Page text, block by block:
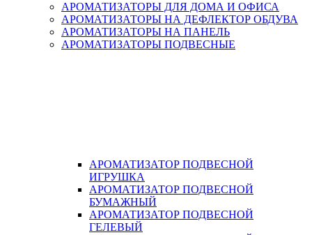
АРОМАТИЗАТОРЫ ДЛЯ ДОМА И ОФИСА
АРОМАТИЗАТОРЫ НА ДЕФЛЕКТОР ОБДУВА
АРОМАТИЗАТОРЫ НА ПАНЕЛЬ
АРОМАТИЗАТОРЫ ПОДВЕСНЫЕ
АРОМАТИЗАТОР ПОДВЕСНОЙ
ИГРУШКА
АРОМАТИЗАТОР ПОДВЕСНОЙ
БУМАЖНЫЙ
АРОМАТИЗАТОР ПОДВЕСНОЙ
ГЕЛЕВЫЙ